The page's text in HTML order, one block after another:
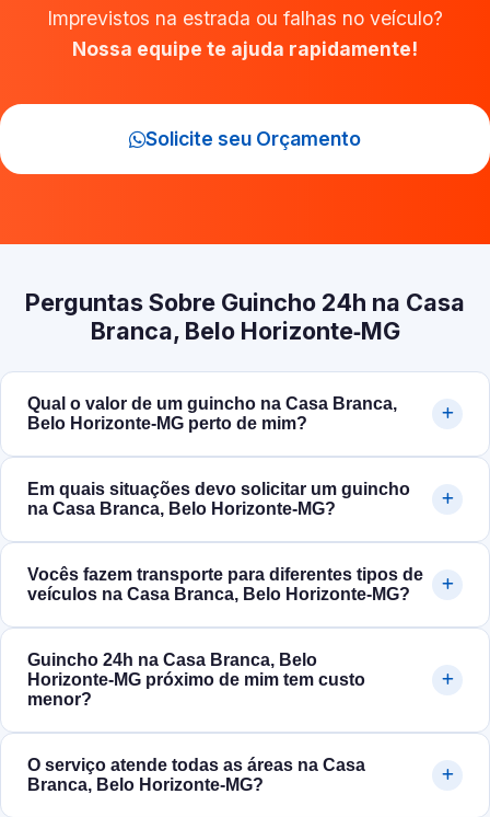
Imprevistos na estrada ou falhas no veículo?
Nossa equipe te ajuda rapidamente!
Solicite seu Orçamento
Perguntas Sobre Guincho 24h na Casa
Branca, Belo Horizonte‑MG
Qual o valor de um guincho na Casa Branca,
Belo Horizonte‑MG perto de mim?
Em quais situações devo solicitar um guincho
na Casa Branca, Belo Horizonte‑MG?
Vocês fazem transporte para diferentes tipos de
veículos na Casa Branca, Belo Horizonte‑MG?
Guincho 24h na Casa Branca, Belo
Horizonte‑MG próximo de mim tem custo
menor?
O serviço atende todas as áreas na Casa
Branca, Belo Horizonte‑MG?